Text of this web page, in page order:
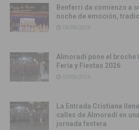
Benferri da comienzo a
noche de emoción,
08/08/2026
Almoradí pone el broche
Feria y Fiestas 2026
03/08/2026
La Entrada Cristiana
calles de Almoradí en
jornada festera